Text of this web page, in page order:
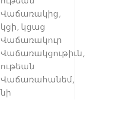
Վաճառակից,
կցի, կցաց
Վաճառակուր
Վաճառակցութիւն,
ութեան
Վաճառահանեմ,
նի